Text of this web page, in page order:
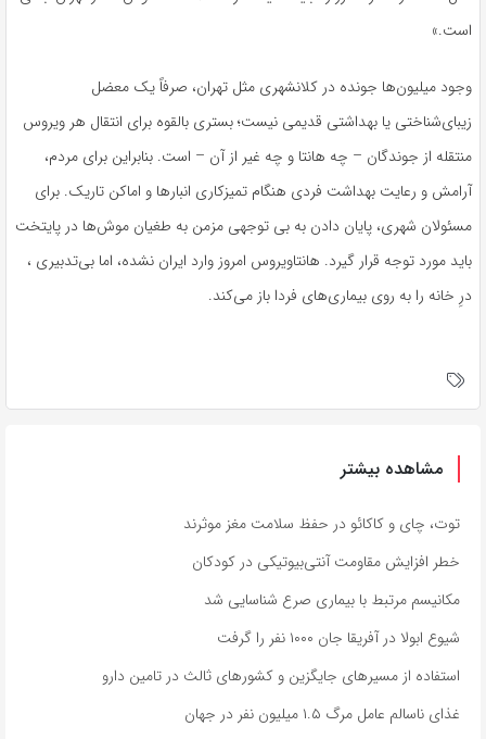
است.»
وجود میلیون‌ها جونده در کلانشهری مثل تهران، صرفاً یک معضل
زیبای‌شناختی یا بهداشتی قدیمی نیست؛ بستری بالقوه برای انتقال هر ویروس
منتقله از جوندگان – چه هانتا و چه غیر از آن – است. بنابراین برای مردم،
آرامش و رعایت بهداشت فردی هنگام تمیزکاری انبارها و اماکن تاریک. برای
مسئولان شهری، پایان دادن به بی توجهی مزمن به طغیان موش‌ها در پایتخت
باید مورد توجه قرار گیرد. هانتاویروس امروز وارد ایران نشده، اما بی‌تدبیری ،
درِ خانه را به روی بیماری‌های فردا باز می‌کند.
مشاهده بیشتر
توت، چای و کاکائو در حفظ سلامت مغز موثرند
خطر افزایش مقاومت آنتی‌بیوتیکی در کودکان
مکانیسم مرتبط با بیماری صرع شناسایی شد
شیوع ابولا در آفریقا جان ۱۰۰۰ نفر را گرفت
استفاده از مسیرهای جایگزین و کشورهای ثالث در تامین دارو
غذای ناسالم عامل مرگ ۱.۵ میلیون نفر در جهان